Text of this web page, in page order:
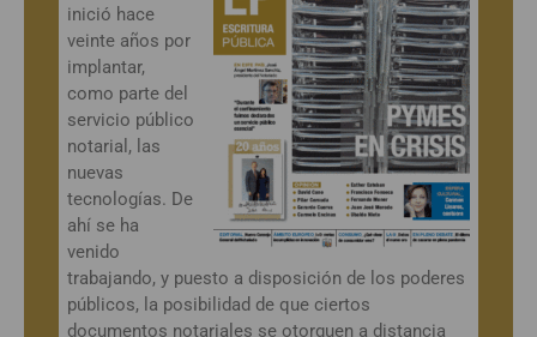
inició hace
veinte años por
implantar,
como parte del
servicio público
notarial, las
nuevas
tecnologías. De
ahí se ha
venido
trabajando, y puesto a disposición de los poderes
públicos, la posibilidad de que ciertos
documentos notariales se otorguen a distancia